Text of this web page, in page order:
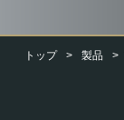
トップ 製品